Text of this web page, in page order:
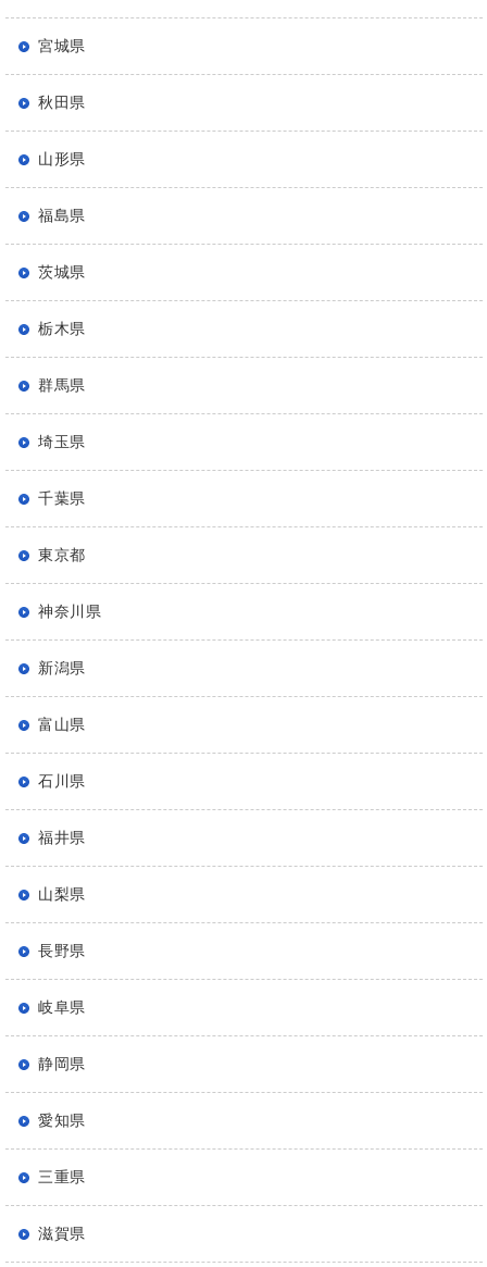
宮城県
秋田県
山形県
福島県
茨城県
栃木県
群馬県
埼玉県
千葉県
東京都
神奈川県
新潟県
富山県
石川県
福井県
山梨県
長野県
岐阜県
静岡県
愛知県
三重県
滋賀県